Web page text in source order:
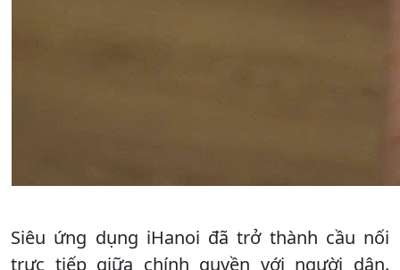
Siêu ứng dụng iHanoi đã trở thành cầu nối
trực tiếp giữa chính quyền với người dân.